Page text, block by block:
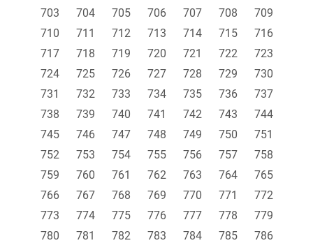
703
704 705 706 707 708
709
710
711 712 713 714 715
716
717
718 719 720 721 722
723
724
725 726 727 728 729
730
731
732 733 734 735 736
737
738
739 740 741 742 743
744
745
746 747 748 749 750
751
752
753 754 755 756 757
758
759
760 761 762 763 764
765
766
767 768 769 770 771
772
773
774 775 776 777 778
779
780
781 782 783 784 785
786